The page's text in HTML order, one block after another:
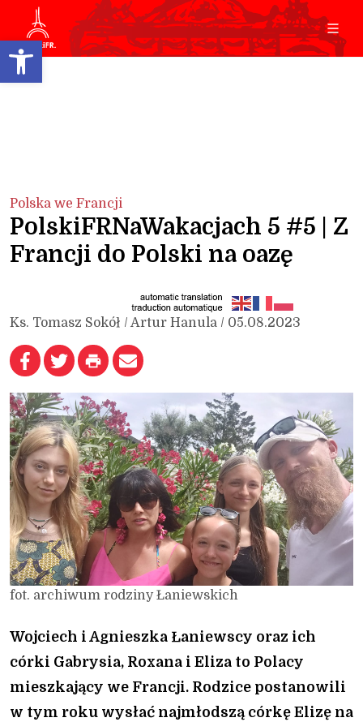
Open toolbar
Polska we Francji
PolskiFRNaWakacjach 5 #5 | Z
Francji do Polski na oazę
Ks. Tomasz Sokół / Artur Hanula / 05.08.2023
fot. archiwum rodziny Łaniewskich
Wojciech i Agnieszka Łaniewscy oraz ich
córki Gabrysia, Roxana i Eliza to Polacy
mieszkający we Francji. Rodzice postanowili
w tym roku wysłać najmłodszą córkę Elizę na